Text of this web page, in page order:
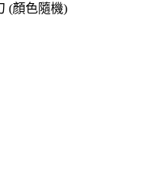
(顏色隨機)